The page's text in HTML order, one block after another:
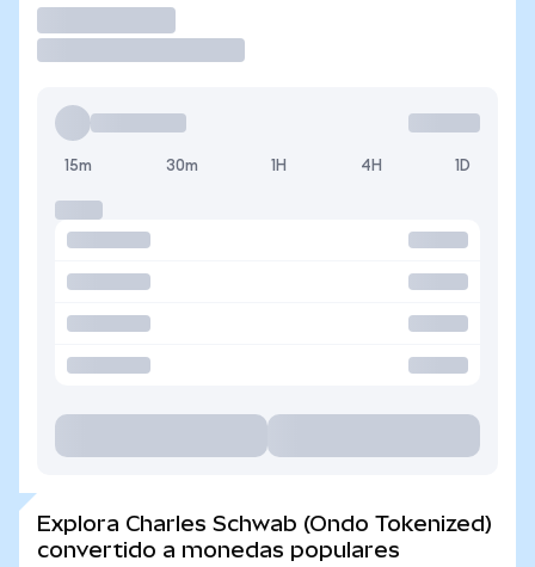
15m 30m 1H 4H 1D
Explora Charles Schwab (Ondo Tokenized)
convertido a monedas populares